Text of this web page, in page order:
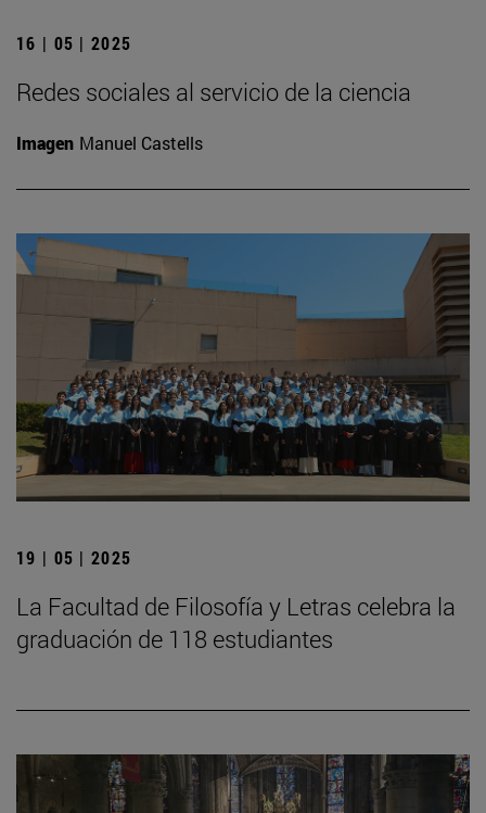
16 | 05 | 2025
Redes sociales al servicio de la ciencia
Imagen Manuel Castells
19 | 05 | 2025
La Facultad de Filosofía y Letras celebra la
graduación de 118 estudiantes